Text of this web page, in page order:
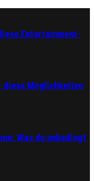
Entertainment-
diese Möglichkeiten
Was du unbedingt